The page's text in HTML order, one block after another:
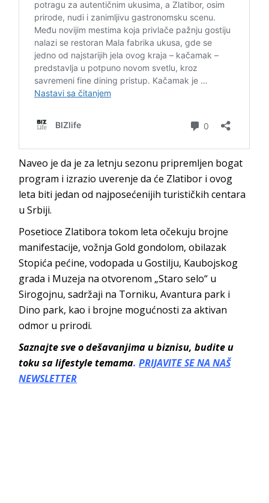
Naveo je da je za letnju sezonu pripremljen bogat
program i izrazio uverenje da će Zlatibor i ovog
leta biti jedan od najposećenijih turističkih centara
u Srbiji.
Posetioce Zlatibora tokom leta očekuju brojne
manifestacije, vožnja Gold gondolom, obilazak
Stopića pećine, vodopada u Gostilju, Kaubojskog
grada i Muzeja na otvorenom „Staro selo“ u
Sirogojnu, sadržaji na Torniku, Avantura park i
Dino park, kao i brojne mogućnosti za aktivan
odmor u prirodi.
Saznajte sve o dešavanjima u biznisu, budite u
toku sa lifestyle temama.PRIJAVITE SE NA NAŠ
NEWSLETTER